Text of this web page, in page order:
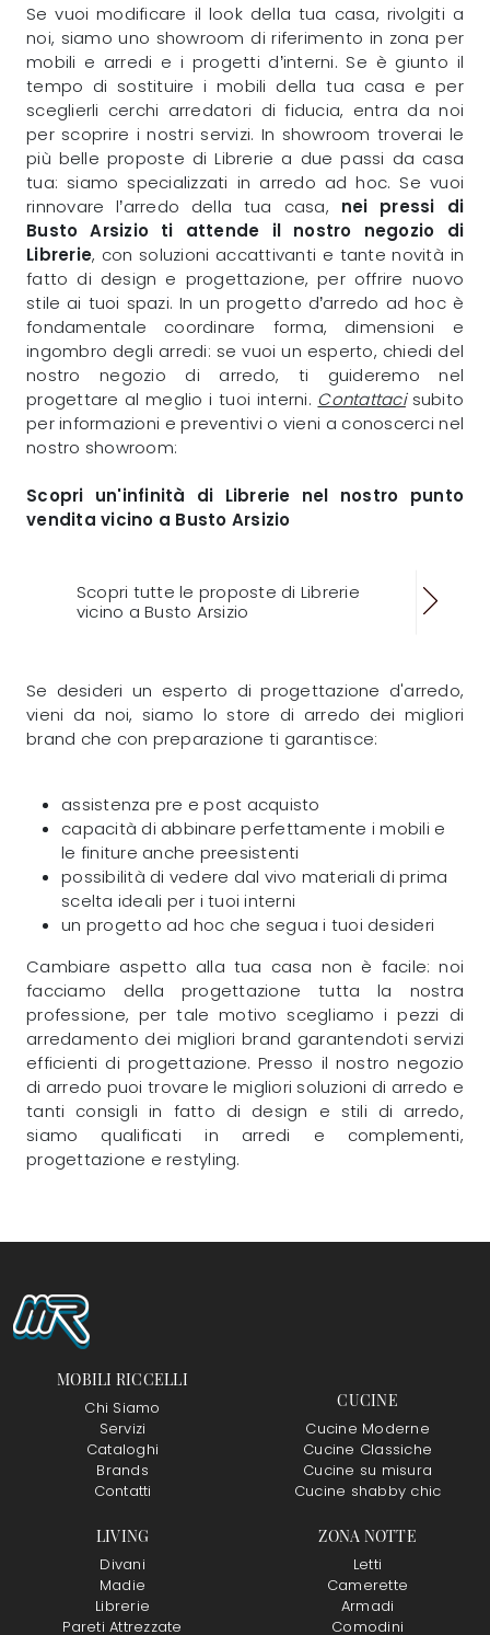
Se vuoi modificare il look della tua casa, rivolgiti a
noi, siamo uno showroom di riferimento in zona per
mobili e arredi e i progetti d’interni. Se è giunto il
tempo di sostituire i mobili della tua casa e per
sceglierli cerchi arredatori di fiducia, entra da noi
per scoprire i nostri servizi. In showroom troverai le
più belle proposte di Librerie a due passi da casa
tua: siamo specializzati in arredo ad hoc. Se vuoi
rinnovare l’arredo della tua casa, nei pressi di
Busto Arsizio ti attende il nostro negozio di
Librerie, con soluzioni accattivanti e tante novità in
fatto di design e progettazione, per offrire nuovo
stile ai tuoi spazi. In un progetto d’arredo ad hoc è
fondamentale coordinare forma, dimensioni e
ingombro degli arredi: se vuoi un esperto, chiedi del
nostro negozio di arredo, ti guideremo nel
progettare al meglio i tuoi interni. Contattacisubito
per informazioni e preventivi o vieni a conoscerci nel
nostro showroom:
Scopri un'infinità di Librerie nel nostro punto
vendita vicino a Busto Arsizio
Scopri tutte le proposte di Librerie
vicino a Busto Arsizio
Se desideri un esperto di progettazione d'arredo,
vieni da noi, siamo lo store di arredo dei migliori
brand che con preparazione ti garantisce:
assistenza pre e post acquisto
capacità di abbinare perfettamente i mobili e
le finiture anche preesistenti
possibilità di vedere dal vivo materiali di prima
scelta ideali per i tuoi interni
un progetto ad hoc che segua i tuoi desideri
Cambiare aspetto alla tua casa non è facile: noi
facciamo della progettazione tutta la nostra
professione, per tale motivo scegliamo i pezzi di
arredamento dei migliori brand garantendoti servizi
efficienti di progettazione. Presso il nostro negozio
di arredo puoi trovare le migliori soluzioni di arredo e
tanti consigli in fatto di design e stili di arredo,
siamo qualificati in arredi e complementi,
progettazione e restyling.
MOBILI RICCELLI
Chi Siamo
Servizi
Cataloghi
Brands
Contatti
CUCINE
Cucine Moderne
Cucine Classiche
Cucine su misura
Cucine shabby chic
LIVING
Divani
Madie
Librerie
Pareti Attrezzate
ZONA NOTTE
Letti
Camerette
Armadi
Comodini